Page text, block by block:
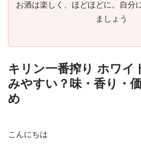
お酒は楽しく、ほどほどに。自分
ましょう
キリン一番搾り ホワイ
みやすい？味・香り・
め
こんにちは